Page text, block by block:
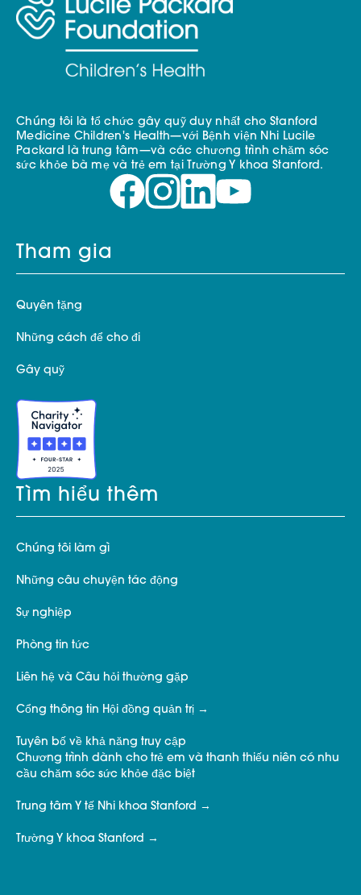
Chúng tôi là tổ chức gây quỹ duy nhất cho Stanford
Medicine Children's Health—với Bệnh viện Nhi Lucile
Packard là trung tâm—và các chương trình chăm sóc
sức khỏe bà mẹ và trẻ em tại Trường Y khoa Stanford.
Tham gia
Quyên tặng
Những cách để cho đi
Gây quỹ
Tìm hiểu thêm
Chúng tôi làm gì
Những câu chuyện tác động
Sự nghiệp
Phòng tin tức
Liên hệ và Câu hỏi thường gặp
Cổng thông tin Hội đồng quản trị
Tuyên bố về khả năng truy cập
Chương trình dành cho trẻ em và thanh thiếu niên có nhu
cầu chăm sóc sức khỏe đặc biệt
Trung tâm Y tế Nhi khoa Stanford
Trường Y khoa Stanford